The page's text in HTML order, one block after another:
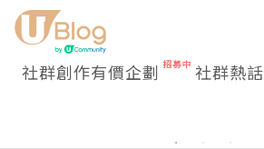
社群創作有價企劃 社群熱話